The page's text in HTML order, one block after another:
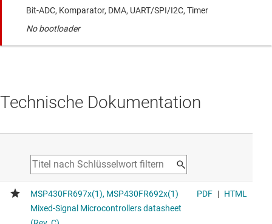
Bit-ADC, Komparator, DMA, UART/SPI/I2C, Timer
No bootloader
Technische Dokumentation